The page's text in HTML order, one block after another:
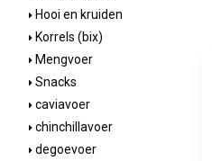
Hooi en kruiden
Korrels (bix)
Mengvoer
Snacks
caviavoer
chinchillavoer
degoevoer